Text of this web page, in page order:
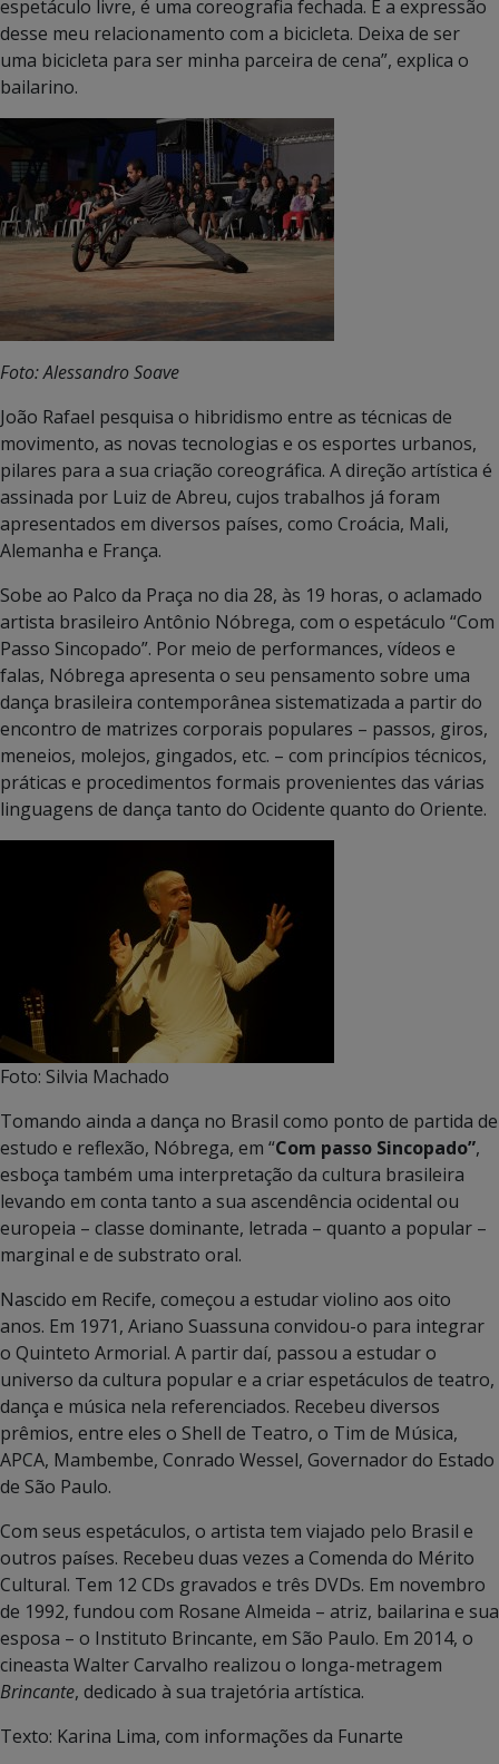
espetáculo livre, é uma coreografia fechada. É a expressão
desse meu relacionamento com a bicicleta. Deixa de ser
uma bicicleta para ser minha parceira de cena”, explica o
bailarino.
Foto: Alessandro Soave
João Rafael pesquisa o hibridismo entre as técnicas de
movimento, as novas tecnologias e os esportes urbanos,
pilares para a sua criação coreográfica. A direção artística é
assinada por Luiz de Abreu, cujos trabalhos já foram
apresentados em diversos países, como Croácia, Mali,
Alemanha e França.
Sobe ao Palco da Praça no dia 28, às 19 horas, o aclamado
artista brasileiro Antônio Nóbrega, com o espetáculo “Com
Passo Sincopado”. Por meio de performances, vídeos e
falas, Nóbrega apresenta o seu pensamento sobre uma
dança brasileira contemporânea sistematizada a partir do
encontro de matrizes corporais populares – passos, giros,
meneios, molejos, gingados, etc. – com princípios técnicos,
práticas e procedimentos formais provenientes das várias
linguagens de dança tanto do Ocidente quanto do Oriente.
Foto: Silvia Machado
Tomando ainda a dança no Brasil como ponto de partida de
estudo e reflexão, Nóbrega, em “Com passo Sincopado”,
esboça também uma interpretação da cultura brasileira
levando em conta tanto a sua ascendência ocidental ou
europeia – classe dominante, letrada – quanto a popular –
marginal e de substrato oral.
Nascido em Recife, começou a estudar violino aos oito
anos. Em 1971, Ariano Suassuna convidou-o para integrar
o Quinteto Armorial. A partir daí, passou a estudar o
universo da cultura popular e a criar espetáculos de teatro,
dança e música nela referenciados. Recebeu diversos
prêmios, entre eles o Shell de Teatro, o Tim de Música,
APCA, Mambembe, Conrado Wessel, Governador do Estado
de São Paulo.
Com seus espetáculos, o artista tem viajado pelo Brasil e
outros países. Recebeu duas vezes a Comenda do Mérito
Cultural. Tem 12 CDs gravados e três DVDs. Em novembro
de 1992, fundou com Rosane Almeida – atriz, bailarina e sua
esposa – o Instituto Brincante, em São Paulo. Em 2014, o
cineasta Walter Carvalho realizou o longa-metragem
Brincante, dedicado à sua trajetória artística.
Texto: Karina Lima, com informações da Funarte